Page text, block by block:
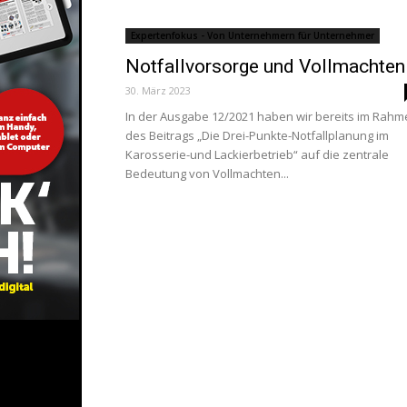
Expertenfokus - Von Unternehmern für Unternehmer
Notfallvorsorge und Vollmachten
30. März 2023
In der Ausgabe 12/2021 haben wir bereits im
des Beitrags „Die Drei-Punkte-Notfallplanung im
Karosserie-und Lackierbetrieb“ auf die zentrale
Bedeutung von Vollmachten...